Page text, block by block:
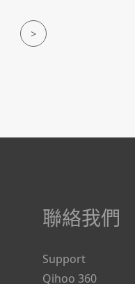
>
聯絡我們
Support
Qihoo 360